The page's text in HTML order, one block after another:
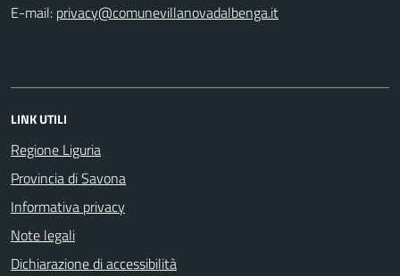
E-mail:
LINK UTILI
Regione Liguria
Provincia di Savona
Informativa privacy
Note legali
Dichiarazione di accessibilità